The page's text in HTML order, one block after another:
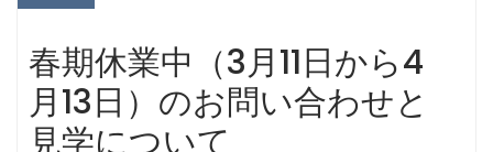
春期休業中（3月11日から4
月13日）のお問い合わせと
見学について